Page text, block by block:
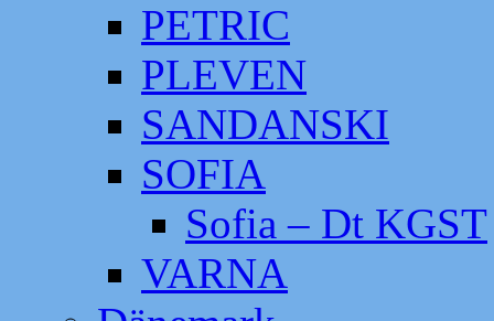
PETRIC
PLEVEN
SANDANSKI
SOFIA
Sofia – Dt KGST
VARNA